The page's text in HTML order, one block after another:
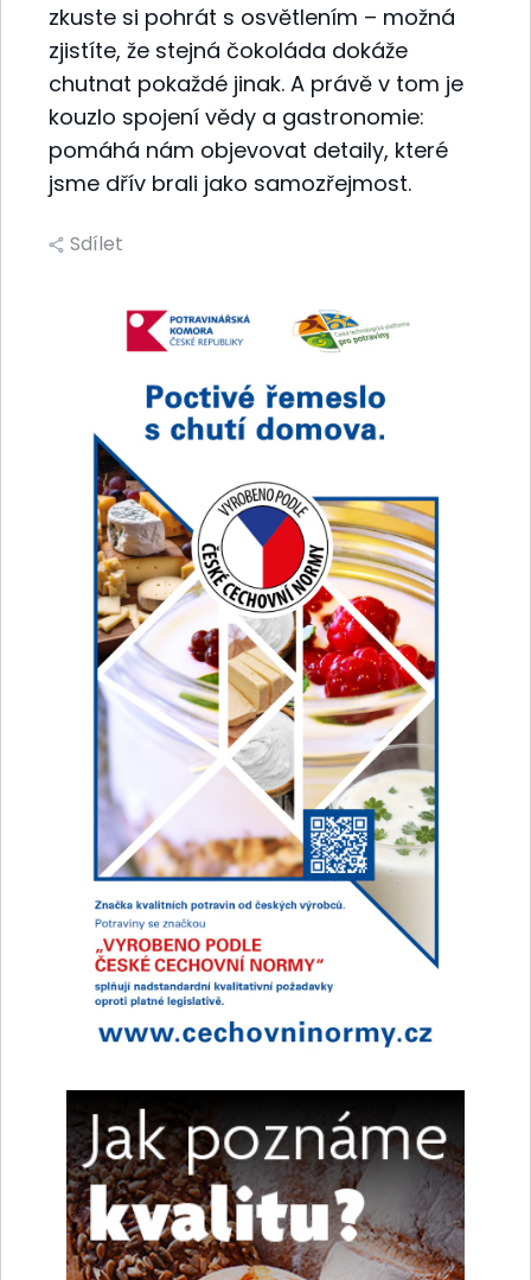
zkuste si pohrát s osvětlením – možná
zjistíte, že stejná čokoláda dokáže
chutnat pokaždé jinak. A právě v tom je
kouzlo spojení vědy a gastronomie:
pomáhá nám objevovat detaily, které
jsme dřív brali jako samozřejmost.
Sdílet